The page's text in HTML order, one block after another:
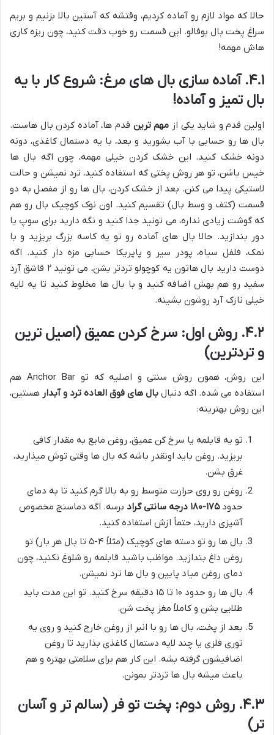
حالا که مواد لازم رو آماده کردیم، وقتشه که آستین بالا بزنیم و بریم
سراغ پخت بال بوفالو. این قسمت رو خوب دقت کنید، چون ریزه کاری
هاش مهمه!
۴.۱. آماده سازی بال های مرغ: شروع کار با یه
بال تمیز و آماده!
اولین قدم و شاید یکی از مهم ترین قدم ها، آماده کردن بال هاست.
بال ها رو حسابی با آب بشورید و بعد، با یه دستمال کاغذی، دونه
دونه خشک کنید. این خشک کردن خیلی مهمه، چون اگه بال ها
خیس باشن، تو هر روش پختی که استفاده کنید، ترد نمیشن و حالت
لاستیکی پیدا می کنن. بعد از خشک کردن، بال ها رو از مفصل به دو
قسمت (کتف و وسط بال) تقسیم کنید. اون نوک کوچیک بال رو هم
که گوشت زیادی نداره، می تونید جدا کنید و نگه دارید برای سوپ یا
دور بندازید. حالا بال های آماده رو تو یه کاسه بزرگ بریزید و با
نمک، فلفل سیاه، پودر سیر و پاپریکا حسابی مزه دار کنید. اگه
دوست دارید بال هاتون یه کوچولو تردتر بشن، می تونید ۲ قاشق آرد
سفید رو هم بهش اضافه کنید و با بال ها مخلوط کنید تا یه لایه
خیلی نازک آرد روشون بشینه.
۴.۲. روش اول: سرخ کردن عمیق (اصیل ترین
و تردترین)
این روش، همون روش سنتی و اصلیه که تو Anchor Bar هم
استفاده می شده. اگه دنبال بال های فوق العاده ترد و آبدار هستین،
این روش بهترینه:
تو یه قابلمه یا سرخ کن عمیق، روغن مایع به مقدار کافی
بریزید. روغن باید اونقدر باشه که بال ها وقتی توش میذارید،
غرق بشن.
روغن رو روی حرارت متوسط رو به بالا گرم کنید تا به دمای
حدود۱۷۵-۱۸۰ درجه سانتی گراد
برسه. اگه دماسنج مخصوص
آشپزی دارید، حتماً ازش استفاده کنید.
بال ها رو تو دسته های کوچیک (مثلاً ۴-۵ تا بال هر بار) تو
روغن داغ بندازید. مواظب باشید قابلمه رو شلوغ نکنید، چون
دمای روغن میاد پایین و بال ها ترد نمیشن.
بال ها رو حدود ۱۰ تا ۱۵ دقیقه سرخ کنید. تو این مدت باید
طلایی بشن و کاملاً مغز پخت شن.
بعد از پخت، بال ها رو با انبر از روغن خارج کنید و روی یه
توری فلزی یا چند لایه دستمال کاغذی بذارید تا روغن
اضافیشون گرفته بشه. این کار هم برای سلامتی بهتره و هم
باعث میشه بال ها تردتر بمونن.
۴.۳. روش دوم: پخت تو فر (سالم تر و آسان
تر)